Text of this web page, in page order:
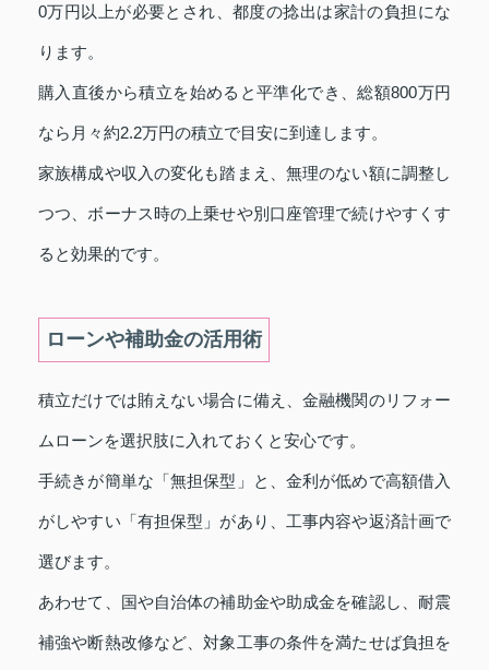
0万円以上が必要とされ、都度の捻出は家計の負担にな
ります。
購入直後から積立を始めると平準化でき、総額800万円
なら月々約2.2万円の積立で目安に到達します。
家族構成や収入の変化も踏まえ、無理のない額に調整し
つつ、ボーナス時の上乗せや別口座管理で続けやすくす
ると効果的です。
ローンや補助金の活用術
積立だけでは賄えない場合に備え、金融機関のリフォー
ムローンを選択肢に入れておくと安心です。
手続きが簡単な「無担保型」と、金利が低めで高額借入
がしやすい「有担保型」があり、工事内容や返済計画で
選びます。
あわせて、国や自治体の補助金や助成金を確認し、耐震
補強や断熱改修など、対象工事の条件を満たせば負担を